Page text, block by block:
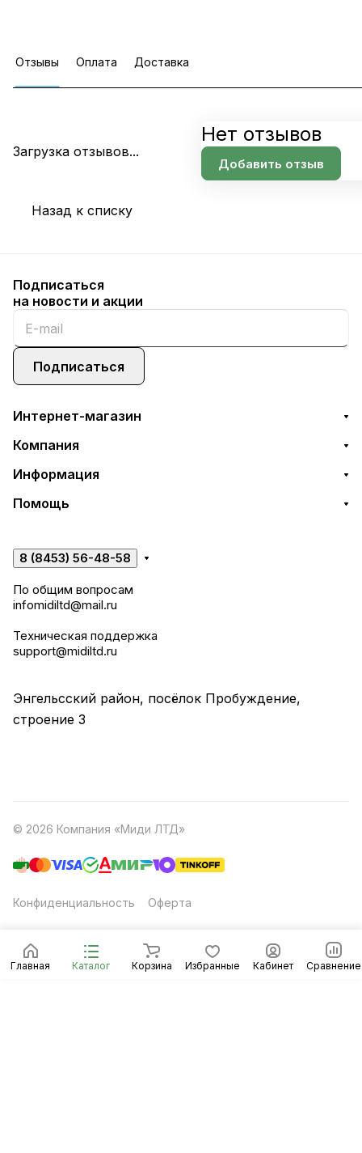
Отзывы Оплата Доставка
Загрузка отзывов...
Нет отзывов
Добавить отзыв
Назад к списку
Главная Каталог Корзина Избранные Кабинет Сравнение
Подписаться
на новости и акции
Подписаться
Интернет-магазин
Компания
Информация
Помощь
8 (8453) 56-48-58
По общим вопросам
infomidiltd@mail.ru
Техническая поддержка
support@midiltd.ru
Энгельсский район, посёлок Пробуждение,
строение 3
© 2026 Компания «Миди ЛТД»
Конфиденциальность Оферта